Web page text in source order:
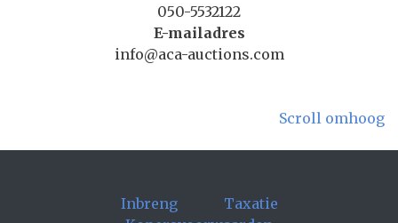
050-5532122
E-mailadres
info@aca-auctions.com
Scroll omhoog
Inbreng
Taxatie